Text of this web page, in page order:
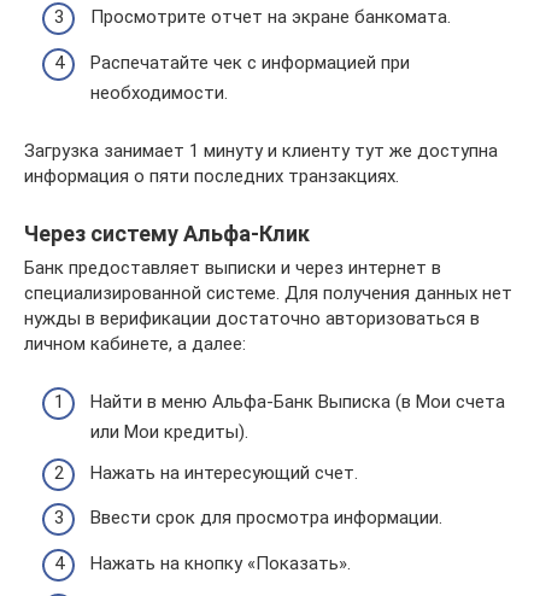
Просмотрите отчет на экране банкомата.
Распечатайте чек с информацией при
необходимости.
Загрузка занимает 1 минуту и клиенту тут же доступна
информация о пяти последних транзакциях.
Через систему Альфа-Клик
Банк предоставляет выписки и через интернет в
специализированной системе. Для получения данных нет
нужды в верификации достаточно авторизоваться в
личном кабинете, а далее:
Найти в меню Альфа-Банк Выписка (в Мои счета
или Мои кредиты).
Нажать на интересующий счет.
Ввести срок для просмотра информации.
Нажать на кнопку «Показать».